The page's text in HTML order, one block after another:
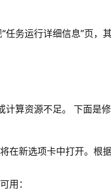
务运行详细信息”页，
算资源不足。 下面是
在新选项卡中打开。根
用：